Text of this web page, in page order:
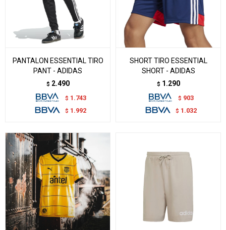
PANTALON ESSENTIAL TIRO
PANT - ADIDAS
$ 2.490
$ 1.743
$ 1.992
SHORT TIRO ESSENTIAL
SHORT - ADIDAS
$ 1.290
$ 903
$ 1.032